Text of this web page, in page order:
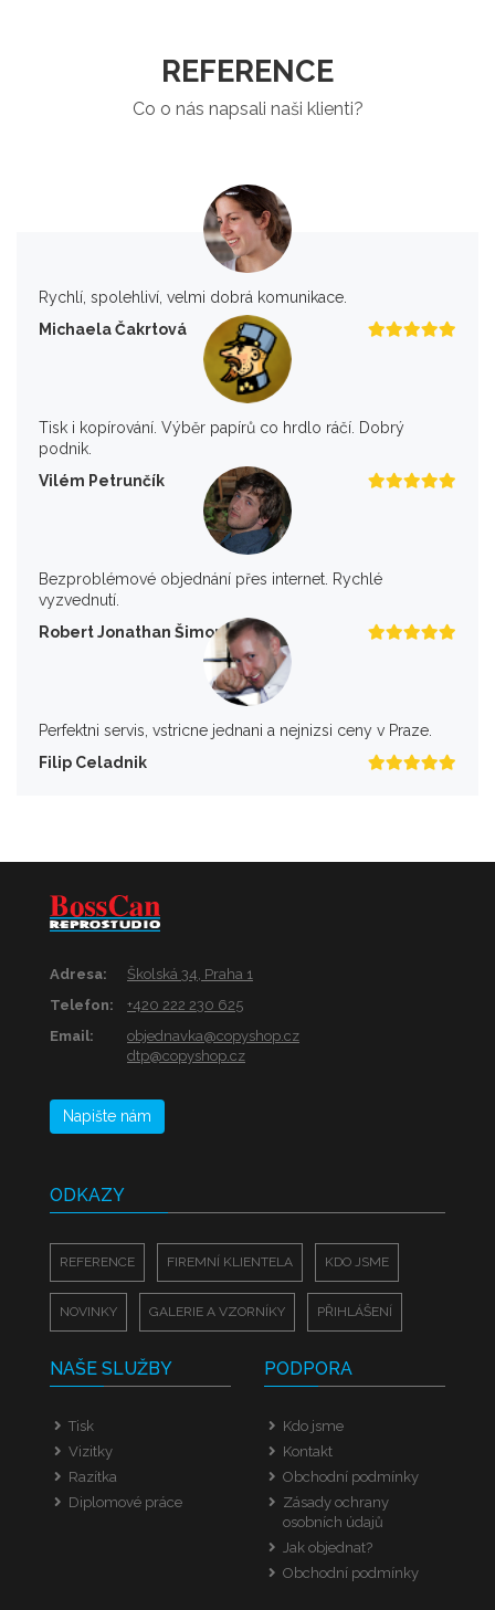
REFERENCE
Co o nás napsali naši klienti?
Rychlí, spolehliví, velmi dobrá komunikace.
Michaela Čakrtová
Tisk i kopírování. Výběr papírů co hrdlo ráčí. Dobrý
podnik.
Vilém Petrunčík
Bezproblémové objednání přes internet. Rychlé
vyzvednutí.
Robert Jonathan Šimon
Perfektni servis, vstricne jednani a nejnizsi ceny v Praze.
Filip Celadnik
Adresa:
Školská 34, Praha 1
Telefon:
+420 222 230 625
Email:
objednavka@copyshop.cz
dtp@copyshop.cz
Napište nám
ODKAZY
REFERENCE FIREMNÍ KLIENTELA KDO JSME
NOVINKY GALERIE A VZORNÍKY PŘIHLÁŠENÍ
NAŠE SLUŽBY
Tisk
Vizitky
Razítka
Diplomové práce
PODPORA
Kdo jsme
Kontakt
Obchodní podmínky
Zásady ochrany
osobních údajů
Jak objednat?
Obchodní podmínky